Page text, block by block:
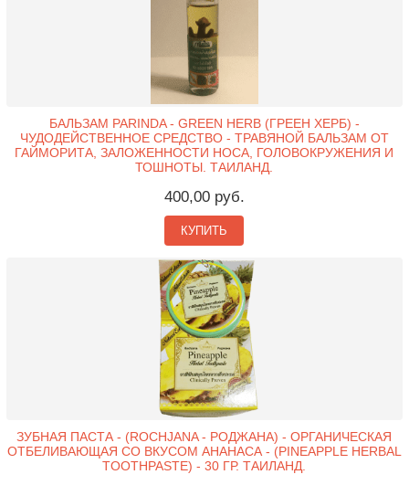
БАЛЬЗАМ PARINDA - GREEN HERB (ГРЕЕН ХЕРБ) -
ЧУДОДЕЙСТВЕННОЕ СРЕДСТВО - ТРАВЯНОЙ БАЛЬЗАМ ОТ
ГАЙМОРИТА, ЗАЛОЖЕННОСТИ НОСА, ГОЛОВОКРУЖЕНИЯ И
ТОШНОТЫ. ТАИЛАНД.
400,00 руб.
КУПИТЬ
ЗУБНАЯ ПАСТА - (ROCHJANA - РОДЖАНА) - ОРГАНИЧЕСКАЯ
ОТБЕЛИВАЮЩАЯ СО ВКУСОМ АНАНАСА - (PINEAPPLE HERBAL
TOOTHPASTE) - 30 ГР. ТАИЛАНД.